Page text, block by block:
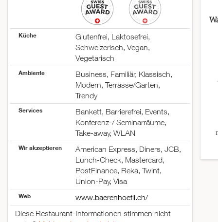
Küche
Glutenfrei, Laktosefrei,
Schweizerisch, Vegan,
Vegetarisch
Ambiente
Business, Familiär, Klassisch,
Modern, Terrasse/Garten,
Trendy
Services
Bankett, Barrierefrei, Events,
Konferenz-/ Seminarräume,
Take-away, WLAN
Wir akzeptieren
American Express, Diners, JCB,
Lunch-Check, Mastercard,
PostFinance, Reka, Twint,
Union-Pay, Visa
Web
www.baerenhoefli.ch/
Diese Restaurant-Informationen stimmen nicht